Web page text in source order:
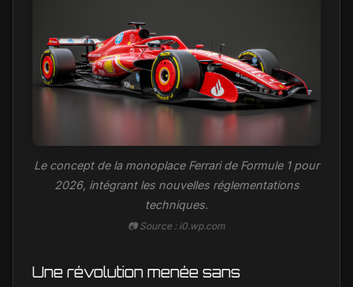
Le concept de la monoplace Ferrari de Formule 1 pour
2026, intégrant les nouvelles réglementations
techniques.
📷 Source : i0.wp.com
Une révolution menée sans